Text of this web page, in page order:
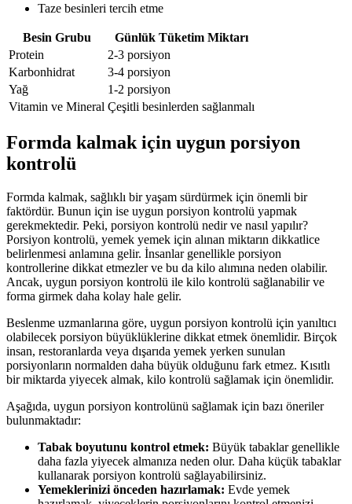
Taze besinleri tercih etme
Besin Grubu
Günlük Tüketim Miktarı
Protein
2-3 porsiyon
Karbonhidrat
3-4 porsiyon
Yağ
1-2 porsiyon
Vitamin ve Mineral Çeşitli besinlerden sağlanmalı
Formda kalmak için uygun porsiyon
kontrolü
Formda kalmak, sağlıklı bir yaşam sürdürmek için önemli bir
faktördür. Bunun için ise uygun porsiyon kontrolü yapmak
gerekmektedir. Peki, porsiyon kontrolü nedir ve nasıl yapılır?
Porsiyon kontrolü, yemek yemek için alınan miktarın dikkatlice
belirlenmesi anlamına gelir. İnsanlar genellikle porsiyon
kontrollerine dikkat etmezler ve bu da kilo alımına neden olabilir.
Ancak, uygun porsiyon kontrolü ile kilo kontrolü sağlanabilir ve
forma girmek daha kolay hale gelir.
Beslenme uzmanlarına göre, uygun porsiyon kontrolü için yanıltıcı
olabilecek porsiyon büyüklüklerine dikkat etmek önemlidir. Birçok
insan, restoranlarda veya dışarıda yemek yerken sunulan
porsiyonların normalden daha büyük olduğunu fark etmez. Kısıtlı
bir miktarda yiyecek almak, kilo kontrolü sağlamak için önemlidir.
Aşağıda, uygun porsiyon kontrolünü sağlamak için bazı öneriler
bulunmaktadır:
Tabak boyutunu kontrol etmek: Büyük tabaklar genellikle
daha fazla yiyecek almanıza neden olur. Daha küçük tabaklar
kullanarak porsiyon kontrolü sağlayabilirsiniz.
Yemeklerinizi önceden hazırlamak: Evde yemek